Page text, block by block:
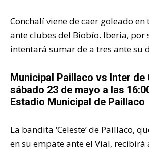
Conchalí viene de caer goleado
ante clubes del Biobío. Iberia, por
intentará sumar de a tres ante su
Municipal Paillaco vs Inter de
sábado 23 de mayo a las
Estadio Municipal de Paillaco
La bandita ‘Celeste’ de Paillaco,
en su empate ante el Vial, recibirá